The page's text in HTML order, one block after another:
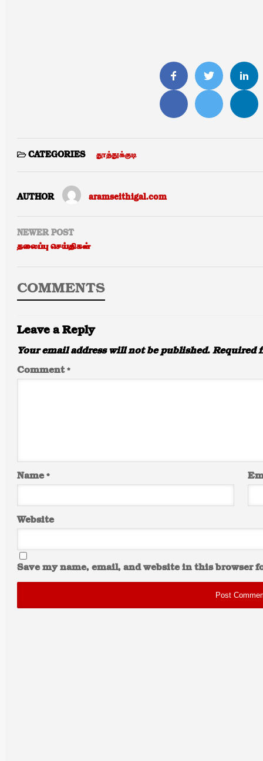
CATEGORIES தூத்துக்குடி
AUTHOR aramseithigal.com
NEWER POST
தலைப்பு செய்திகள்
COMMENTS
Leave a Reply
Your email address will not be published. Required
Comment*
Name*
Website
Save my name, email, and website in this browser